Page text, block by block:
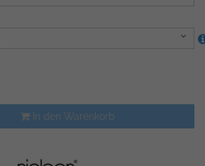
In den Warenkorb